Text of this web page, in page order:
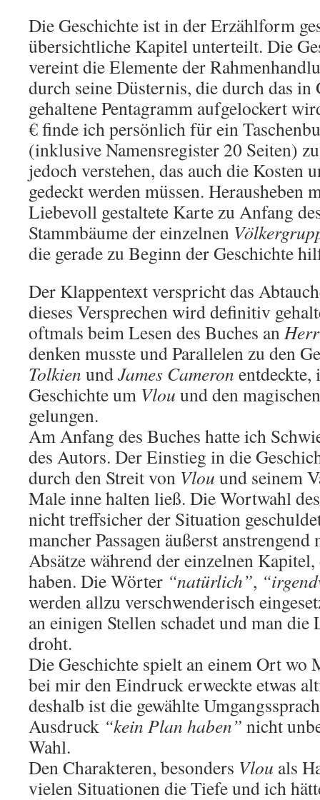
Die Geschichte ist in der Erzählform
übersichtliche Kapitel unterteilt. Die
vereint die Elemente der
durch seine Düsternis, die durch das in
gehaltene Pentagramm aufgelockert
€ finde ich persönlich für ein
(inklusive Namensregister 20 Seiten)
jedoch verstehen, das auch die Kosten
gedeckt werden müssen.
Liebevoll gestaltete Karte zu Anfang
Stammbäume der einzelnen
die gerade zu Beginn der Geschichte
Der Klappentext verspricht das
dieses Versprechen wird definitiv
oftmals beim Lesen des Buches an
denken musste und Parallelen zu den
Tolkien undJames Cameron entdeckte,
Geschichte um Vlou und den
gelungen.
Am Anfang des Buches hatte ich
des Autors. Der Einstieg in die
durch den Streit von Vlou und seinem
Male inne halten ließ. Die Wortwahl
nicht treffsicher der Situation
mancher Passagen äußerst anstrengend
Absätze während der einzelnen
haben. Die Wörter “natürlich”,
werden allzu verschwenderisch
an einigen Stellen schadet und man die
droht.
Die Geschichte spielt an einem Ort wo
bei mir den Eindruck erweckte etwas
deshalb ist die gewählte
Ausdruck “kein Plan haben” nicht
Wahl.
Den Charakteren, besonders Vlou als
vielen Situationen die Tiefe und ich